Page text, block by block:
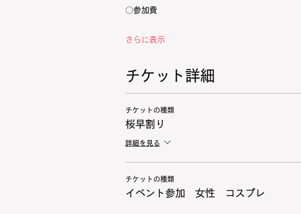
〇参加費
さらに表示
チケット詳細
チケットの種類
桜早割り
詳細を見る
チケットの種類
イベント参加 女性 コスプレ